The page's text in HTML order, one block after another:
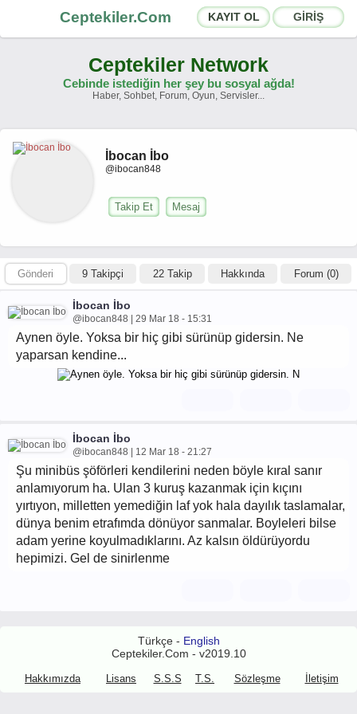
Ceptekiler.Com KAYIT OL GİRİŞ
Sohbet Odaları
İletişim
English
Ceptekiler.Com - v2025.01
S.S.S. T.S.
Ceptekiler Network
Cebinde istediğin her şey bu sosyal ağda!
Haber, Sohbet, Forum, Oyun, Servisler...
İbocan İbo
@ibocan848
Takip Et Mesaj
Gönderi 9 Takipçi 22 Takip Hakkında Forum (0)
İbocan İbo
@ibocan848 | 29 Mar 18 - 15:31
Aynen öyle. Yoksa bir hiç gibi sürünüp gidersin. Ne
yaparsan kendine...
İbocan İbo
@ibocan848 | 12 Mar 18 - 21:27
Şu minibüs şöförleri kendilerini neden böyle kıral sanır
anlamıyorum ha. Ulan 3 kuruş kazanmak için kıçını
yırtıyon, milletten yemediğin laf yok hala dayılık taslamalar,
dünya benim etrafımda dönüyor sanmalar. Boyleleri bilse
adam yerine koyulmadıklarını. Az kalsın öldürüyordu
hepimizi. Gel de sinirlenme
Türkçe - English
Ceptekiler.Com - v2019.10
Hakkımızda Lisans S.S.S T.S. Sözleşme İletişim